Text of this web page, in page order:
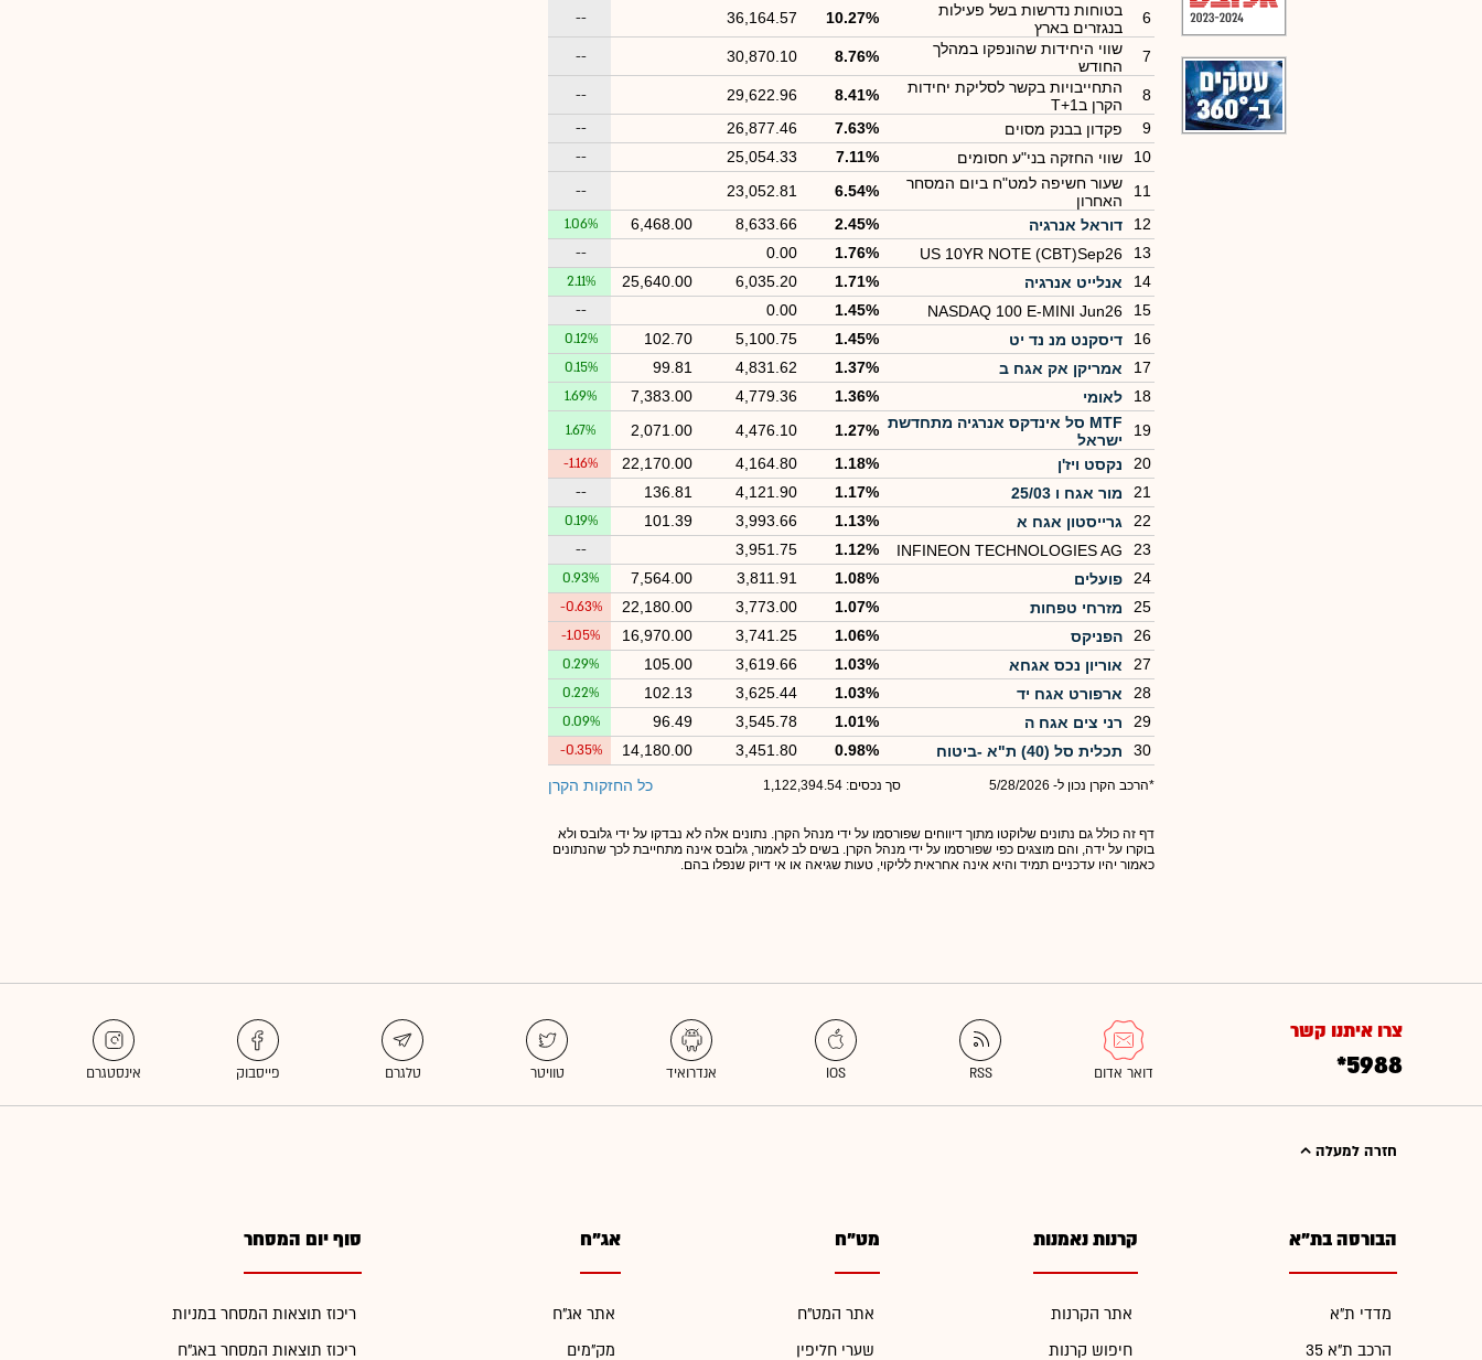
6
בטוחות נדרשות בשל פעילות
בנגזרים בארץ
10.27%
36,164.57
--
7
שווי היחידות שהונפקו במהלך
החודש
8.76%
30,870.10
--
8
התחייבויות בקשר לסליקת יחידות
הקרן בT+1
8.41%
29,622.96
--
9
פקדון בבנק מסוים 7.63%
26,877.46
--
10
שווי החזקה בני"ע חסומים 7.11%
25,054.33
--
11
שעור חשיפה למט"ח ביום המסחר
האחרון
6.54%
23,052.81
--
12
דוראל אנרגיה 2.45%
8,633.66
6,468.00
1.06%
13
US 10YR NOTE (CBT)Sep26
1.76%
0.00
--
14
אנלייט אנרגיה 1.71%
6,035.20
25,640.00
2.11%
15
NASDAQ 100 E-MINI Jun26
1.45%
0.00
--
16
דיסקנט מנ נד יט 1.45%
5,100.75
102.70
0.12%
17
אמריקן אק אגח ב 1.37%
4,831.62
99.81
0.15%
18
לאומי 1.36%
4,779.36
7,383.00
1.69%
19
MTF סל אינדקס אנרגיה מתחדשת
ישראל
1.27%
4,476.10
2,071.00
1.67%
20
נקסט ויז'ן 1.18%
4,164.80
22,170.00
-1.16%
21
מור אגח ו 25/03 1.17%
4,121.90
136.81
--
22
גרייסטון אגח א 1.13%
3,993.66
101.39
0.19%
23
INFINEON TECHNOLOGIES AG
1.12%
3,951.75
--
24
פועלים 1.08%
3,811.91
7,564.00
0.93%
25
מזרחי טפחות 1.07%
3,773.00
22,180.00
-0.63%
26
הפניקס 1.06%
3,741.25
16,970.00
-1.05%
27
אוריון נכס אגחא 1.03%
3,619.66
105.00
0.29%
28
ארפורט אגח יד 1.03%
3,625.44
102.13
0.22%
29
רני צים אגח ה 1.01%
3,545.78
96.49
0.09%
30
תכלית סל (40) ת"א -ביטוח 0.98%
3,451.80
14,180.00
-0.35%
*הרכב הקרן נכון ל- 5/28/2026 סך נכסים: 1,122,394.54 כל החזקות הקרן
דף זה כולל גם נתונים שלוקטו מתוך דיווחים שפורסמו על ידי מנהל הקרן. נתונים אלה לא נבדקו על ידי גלובס ולא
בוקרו על ידה, והם מוצגים כפי שפורסמו על ידי מנהל הקרן. בשים לב לאמור, גלובס אינה מתחייבת לכך שהנתונים
כאמור יהיו עדכניים תמיד והיא אינה אחראית לליקוי, טעות שגיאה או אי דיוק שנפלו בהם.
צרו איתנו קשר
*5988
חזרה למעלה
הבורסה בת"א
מדדי ת"א
הרכב ת"א 35
קרנות נאמנות
אתר הקרנות
חיפוש קרנות
מט"ח
אתר המט"ח
שערי חליפין
אג"ח
אתר אג"ח
מק"מים
סוף יום המסחר
ריכוז תוצאות המסחר במניות
ריכוז תוצאות המסחר באג"ח